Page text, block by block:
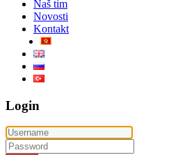
Naš tim
Novosti
Kontakt
Login